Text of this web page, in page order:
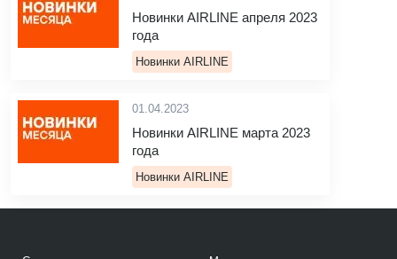
Новинки AIRLINE апреля 2023
года
Новинки AIRLINE
01.04.2023
Новинки AIRLINE марта 2023
года
Новинки AIRLINE